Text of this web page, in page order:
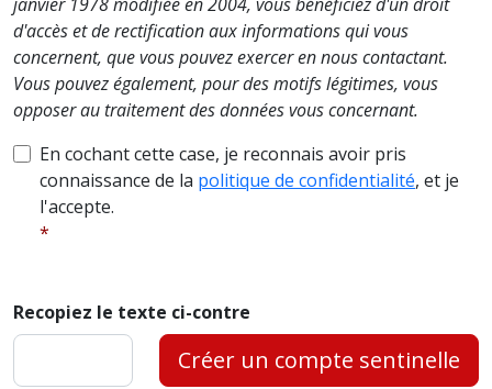
d'accès et de rectification aux informations qui vous
concernent, que vous pouvez exercer en nous contactant.
Vous pouvez également, pour des motifs légitimes, vous
opposer au traitement des données vous concernant.
En cochant cette case, je reconnais avoir pris
connaissance de la politique de confidentialité, et je
l'accepte.
Recopiez le texte ci-contre
Créer un compte sentinelle